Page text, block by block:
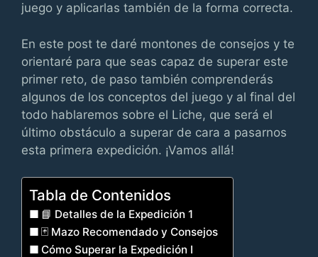
juego y aplicarlas también de la forma correcta.
En este post te daré montones de consejos y te
orientaré para que seas capaz de superar este
primer reto, de paso también comprenderás
algunos de los conceptos del juego y al final del
todo hablaremos sobre el Liche, que será el
último obstáculo a superar de cara a pasarnos
esta primera expedición. ¡Vamos allá!
Tabla de Contenidos
📘 Detalles de la Expedición 1
🃏 Mazo Recomendado y Consejos
Cómo Superar la Expedición I